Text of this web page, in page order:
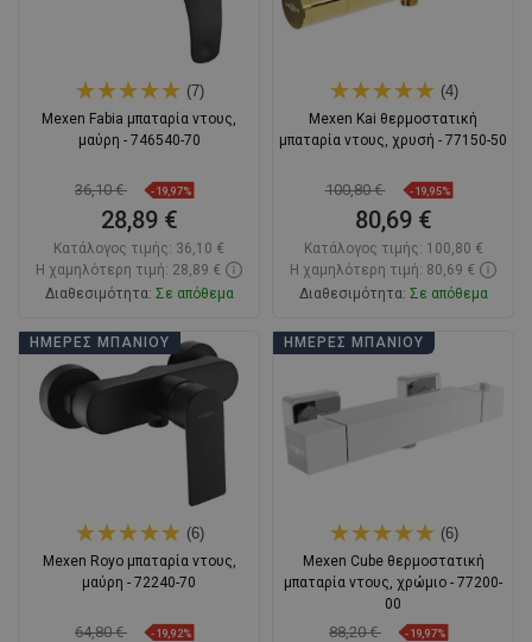
(7)
Mexen Fabia μπαταρία ντους,
μαύρη - 746540-70
36,10 € -19,97%
28,89 €
Κατάλογος τιμής: 36,10 €
Η χαμηλότερη τιμή: 28,89 €
Διαθεσιμότητα: Σε απόθεμα
Στο καλάθι
favorite_border Αγαπημένα
Σύγκριση
(4)
Mexen Kai θερμοστατική
μπαταρία ντους, χρυσή - 77150-50
100,80 € -19,95%
80,69 €
Κατάλογος τιμής: 100,80 €
Η χαμηλότερη τιμή: 80,69 €
Διαθεσιμότητα: Σε απόθεμα
Στο καλάθι
favorite_border Αγαπημένα
ΗΜΈΡΕΣ ΜΠΆΝΙΟΥ
(6)
Mexen Royo μπαταρία ντους,
μαύρη - 72240-70
64,80 € -19,92%
ΗΜΈΡΕΣ ΜΠΆΝΙΟΥ
(6)
Mexen Cube θερμοστατική
μπαταρία ντους, χρώμιο - 77200-
00
88,20 € -19,97%